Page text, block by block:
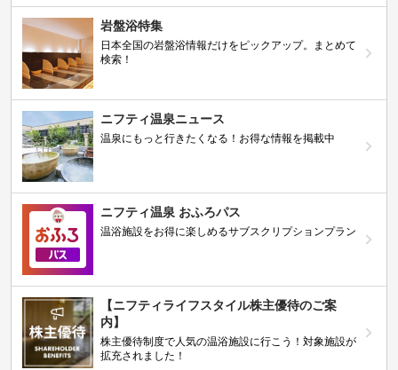
岩盤浴特集
日本全国の岩盤浴情報だけをピックアップ。まとめて
検索！
ニフティ温泉ニュース
温泉にもっと行きたくなる！お得な情報を掲載中
ニフティ温泉 おふろパス
温浴施設をお得に楽しめるサブスクリプションプラン
【ニフティライフスタイル株主優待のご案
内】
株主優待制度で人気の温浴施設に行こう！対象施設が
拡充されました！